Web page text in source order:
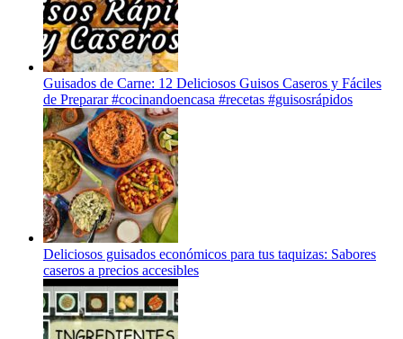
Guisados de Carne: 12 Deliciosos Guisos Caseros y Fáciles
de Preparar #cocinandoencasa #recetas #guisosrápidos
Deliciosos guisados económicos para tus taquizas: Sabores
caseros a precios accesibles